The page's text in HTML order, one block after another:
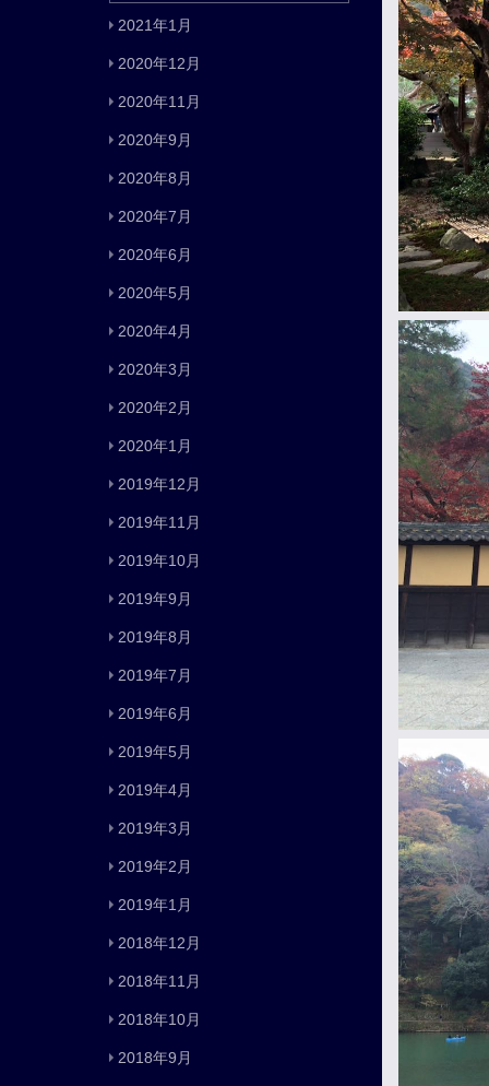
2021年1月
2020年12月
2020年11月
2020年9月
2020年8月
2020年7月
2020年6月
2020年5月
2020年4月
2020年3月
2020年2月
2020年1月
2019年12月
2019年11月
2019年10月
2019年9月
2019年8月
2019年7月
2019年6月
2019年5月
2019年4月
2019年3月
2019年2月
2019年1月
2018年12月
2018年11月
2018年10月
2018年9月